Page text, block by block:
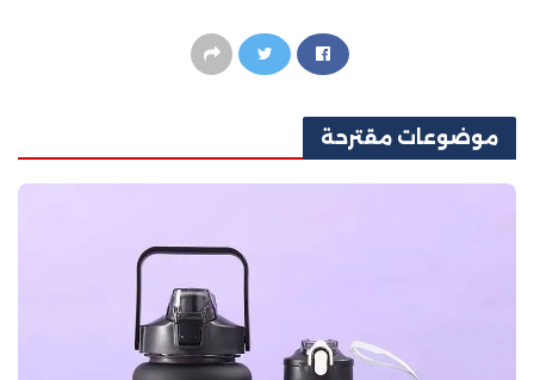
موضوعات مقترحة